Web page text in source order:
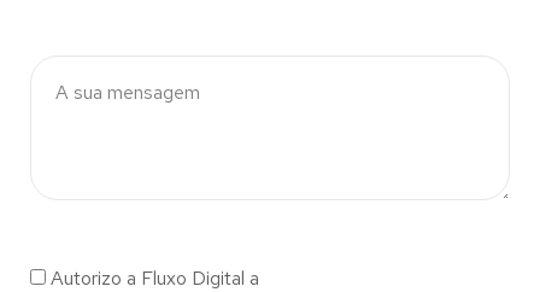
Autorizo a Fluxo Digital a